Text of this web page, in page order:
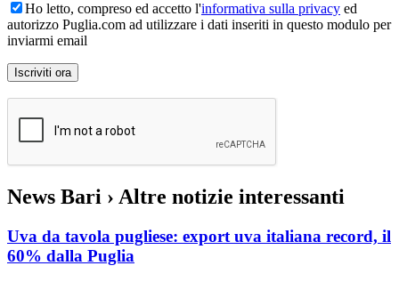
Ho letto, compreso ed accetto l'informativa sulla privacy ed
autorizzo Puglia.com ad utilizzare i dati inseriti in questo modulo per
inviarmi email
News Bari › Altre notizie interessanti
Uva da tavola pugliese: export uva italiana record, il
60% dalla Puglia